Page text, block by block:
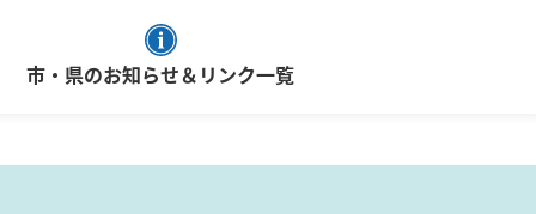
市・県のお知らせ＆リンク一覧